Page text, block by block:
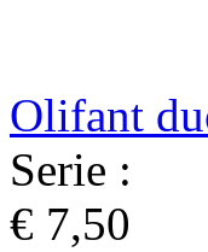
Olifant
Serie :
€ 7,50